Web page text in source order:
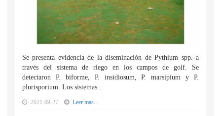
Se presenta evidencia de la diseminación de Pythium spp. a
través del sistema de riego en los campos de golf. Se
detectaron P. biforme, P. insidiosum, P. marsipium y P.
plurisporium. Los sistemas...
2021-09-27 Leer mas...